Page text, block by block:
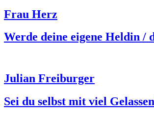
Frau Herz
Werde deine eigene Heldin /
Julian Freiburger
Sei du selbst mit viel